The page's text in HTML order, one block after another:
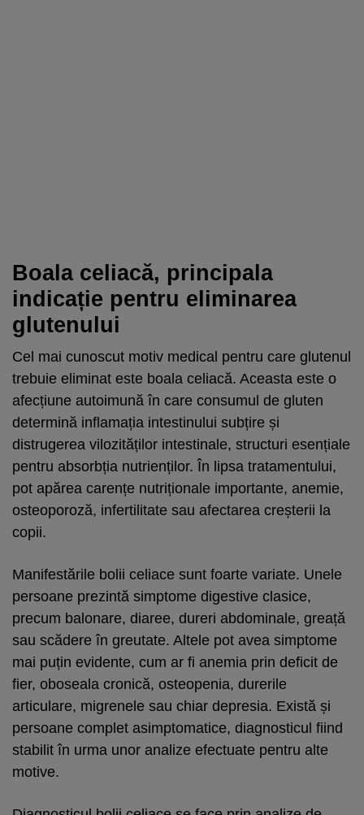
Boala celiacă, principala
indicație pentru eliminarea
glutenului
Cel mai cunoscut motiv medical pentru care glutenul
trebuie eliminat este boala celiacă. Aceasta este o
afecțiune autoimună în care consumul de gluten
determină inflamația intestinului subțire și
distrugerea vilozităților intestinale, structuri esențiale
pentru absorbția nutrienților. În lipsa tratamentului,
pot apărea carențe nutriționale importante, anemie,
osteoporoză, infertilitate sau afectarea creșterii la
copii.
Manifestările bolii celiace sunt foarte variate. Unele
persoane prezintă simptome digestive clasice,
precum balonare, diaree, dureri abdominale, greață
sau scădere în greutate. Altele pot avea simptome
mai puțin evidente, cum ar fi anemia prin deficit de
fier, oboseala cronică, osteopenia, durerile
articulare, migrenele sau chiar depresia. Există și
persoane complet asimptomatice, diagnosticul fiind
stabilit în urma unor analize efectuate pentru alte
motive.